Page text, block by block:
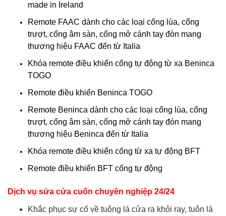
made in Ireland
Remote FAAC dành cho các loại cổng lùa, cổng
trượt, cổng âm sàn, cổng mở cánh tay đòn mang
thương hiệu FAAC đến từ Italia
Khóa remote điều khiển cổng tự động từ xa Beninca
TOGO
Remote điều khiển Beninca TOGO
Remote Beninca dành cho các loại cổng lùa, cổng
trượt, cổng âm sàn, cổng mở cánh tay đòn mang
thương hiệu Beninca đến từ Italia
Khóa remote điều khiển cổng từ xa tự động BFT
Remote điều khiển BFT cổng tự động
Dịch vụ sửa cửa cuốn chuyên nghiệp 24/24
Khắc phục sự cố về tuông lá cửa ra khỏi ray, tuôn lá